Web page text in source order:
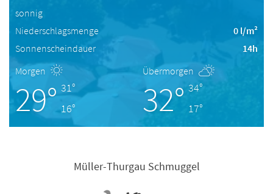
sonnig
Niederschlagsmenge
0 l/m²
Sonnenscheindauer
14h
Morgen
29° 31°
16°
Übermorgen
32° 34°
17°
Müller-Thurgau Schmuggel